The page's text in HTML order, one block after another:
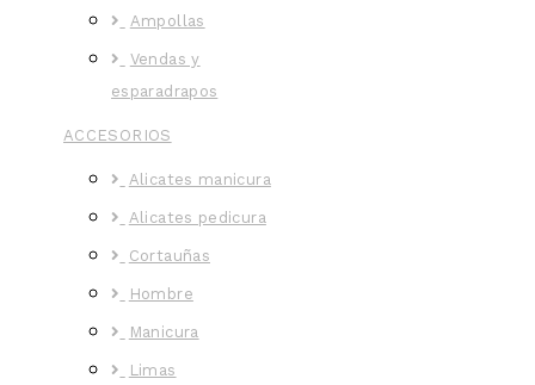
Ampollas
Vendas y
esparadrapos
ACCESORIOS
Alicates manicura
Alicates pedicura
Cortauñas
Hombre
Manicura
Limas